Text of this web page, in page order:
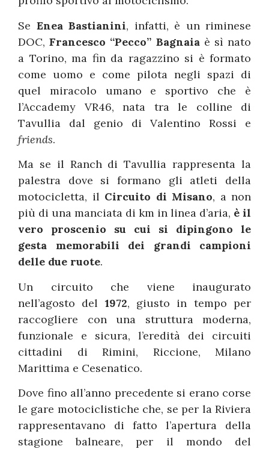
Se Enea Bastianini, infatti, è un riminese
DOC,Francesco “Pecco” Bagnaiaè sì nato
a Torino, ma fin da ragazzino si è formato
come uomo e come pilota negli spazi di
quel miracolo umano e sportivo che è
l’Accademy VR46, nata tra le colline di
Tavullia dal genio di Valentino Rossi e
friends.
Ma se il Ranch di Tavullia rappresenta la
palestra dove si formano gli atleti della
motocicletta, il Circuito di Misano, a non
più di una manciata di km in linea d’aria, è il
vero proscenio su cui si dipingono le
gesta memorabili dei grandi campioni
delle due ruote.
Un circuito che viene inaugurato
nell’agosto del 1972, giusto in tempo per
raccogliere con una struttura moderna,
funzionale e sicura, l’eredità dei circuiti
cittadini di Rimini, Riccione, Milano
Marittima e Cesenatico.
Dove fino all’anno precedente si erano corse
le gare motociclistiche che, se per la Riviera
rappresentavano di fatto l’apertura della
stagione balneare, per il mondo del